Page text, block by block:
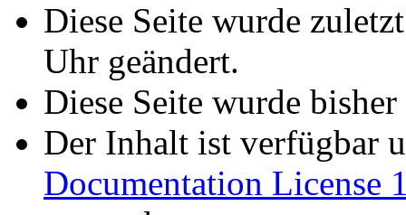
Diese Seite wurde
Uhr geändert.
Diese Seite wurde
Der Inhalt ist verfügbar
Documentation License